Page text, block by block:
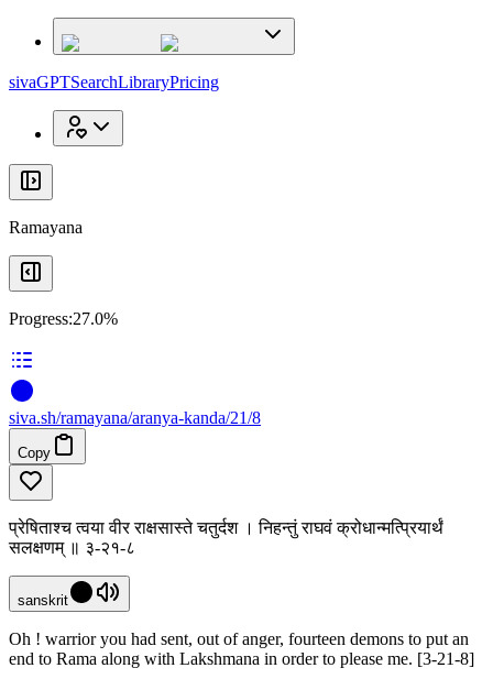
sivaGPTSearchLibraryPricing
Ramayana
Progress:27.0%
siva.sh/ramayana/aranya-kanda/21/8
Copy
प्रेषिताश्च त्वया वीर राक्षसास्ते चतुर्दश । निहन्तुं राघवं क्रोधान्मत्प्रियार्थं
सलक्षणम् ॥ ३-२१-८
sanskrit
Oh ! warrior you had sent, out of anger, fourteen demons to put an
end to Rama along with Lakshmana in order to please me. [3-21-8]